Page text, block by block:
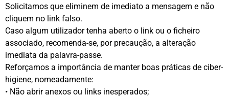
Solicitamos que eliminem de imediato a mensagem e não
cliquem no link falso.
Caso algum utilizador tenha aberto o link ou o ficheiro
associado, recomenda-se, por precaução, a alteração
imediata da palavra-passe.
Reforçamos a importância de manter boas práticas de ciber-
higiene, nomeadamente:
• Não abrir anexos ou links inesperados;